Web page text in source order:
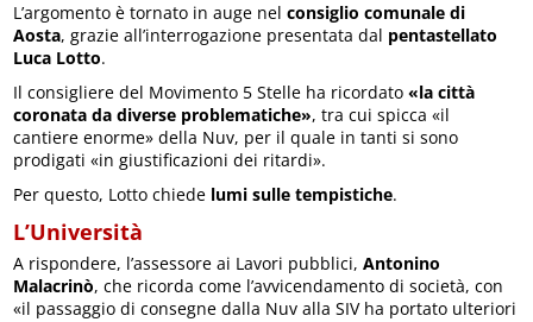
L’argomento è tornato in auge nelconsiglio comunale di
Aosta, grazie all’interrogazione presentata dal pentastellato
Luca Lotto.
Il consigliere del Movimento 5 Stelle ha ricordato«la città
coronata da diverse problematiche», tra cui spicca «il
cantiere enorme» della Nuv, per il quale in tanti si sono
prodigati «in giustificazioni dei ritardi».
Per questo, Lotto chiede lumi sulle tempistiche.
L’Università
A rispondere, l’assessore ai Lavori pubblici,Antonino
Malacrinò, che ricorda come l’avvicendamento di società, con
«il passaggio di consegne dalla Nuv alla SIV ha portato ulteriori